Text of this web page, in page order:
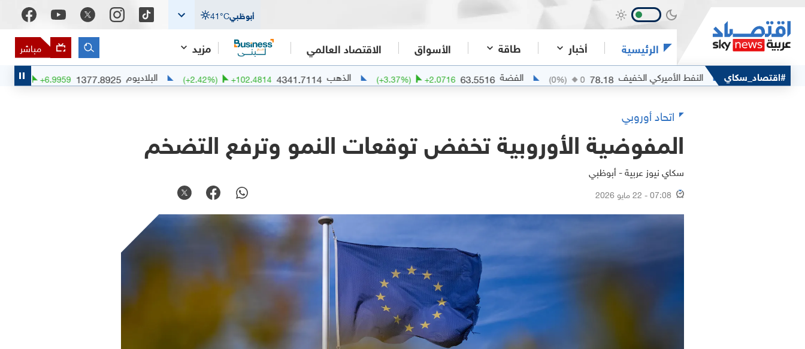
أبوظبي 41°C
الرئيسية أخبار طاقة الأسواق الاقتصاد العالمي مزيد مباشر
#اقتصاد_سكاي
(0%) النفط الأميركي الخفيف 78.18
0
0%) الفضة 63.5516
+2.0716
(+3.37%) الذهب 4341.7114
+ 102.4814
(+2.42%) البلاديوم 1377.8925
+6.9959
+0.51%)
اتحاد أوروبي
المفوضية الأوروبية تخفض توقعات النمو وترفع التضخم
سكاي نيوز عربية - أبوظبي
07:08 - 22 مايو 2026